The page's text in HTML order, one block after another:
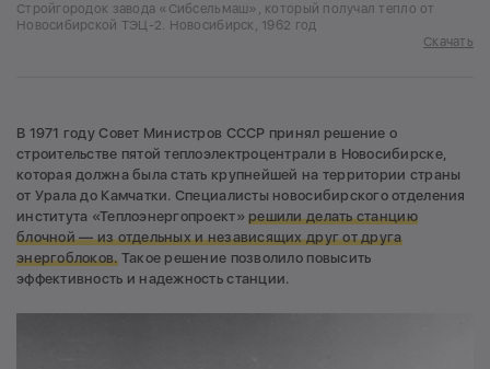
Стройгородок завода «Сибсельмаш», который получал тепло от
Новосибирской ТЭЦ-2. Новосибирск, 1962 год
Скачать
В 1971 году Совет Министров СССР принял решение о
строительстве пятой теплоэлектроцентрали в Новосибирске,
которая должна была стать крупнейшей на территории страны
от Урала до Камчатки. Специалисты новосибирского отделения
института «Теплоэнергопроект»решили делать станцию
блочной — из отдельных и независящих друг от друга
энергоблоков.Такое решение позволило повысить
эффективность и надежность станции.